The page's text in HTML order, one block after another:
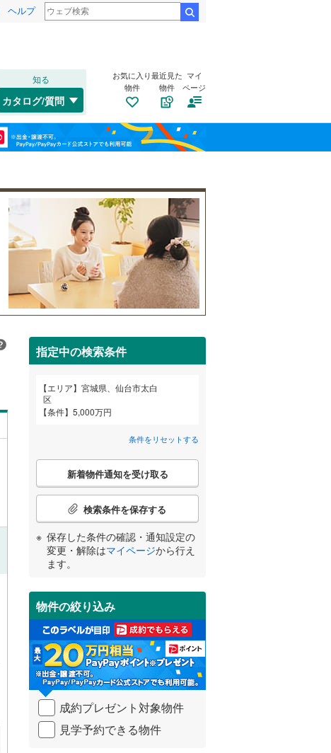
ヘルプ
知る
カタログ/質問
お気に入り
物件
最近見た
物件
マイ
ページ
指定中の検索条件
エリア
宮城県、仙台市太白
区
条件
5,000万円
条件をリセットする
こ
検
条
件
受
け
取
る
・
条
件
を
イ
ペ
新着物件通知を受け取る
検索条件を保存する
保存した条件の確認・通知設定の
変更・解除はマイページから行え
ます。
物件の絞り込み
成約プレゼント対象物件
見学予約できる物件
福島
和歌山
鹿児島 沖縄
条件をリセットする
若林区(47)
気仙沼市(0)
(0)
登米市(0)
大崎市(5)
刈田郡七ヶ宿町(0)
亘理郡亘理町(0)
黒川郡大郷町 (0
牡鹿郡女川町(0)
条件をリセットする
郡山(8)
長町(13)
(1)
柳生(5)
あすと長町(2)
条件をリセットする
仙山線(10)
気仙沼線(0)
東北新幹線(6)
条件をリセットする
条件をリセットする
自転車置き場（43）
バイク置き場 25）
防犯カメラ（23）
2階以上
制震構造 （0）
低層マンション（4階建て以
下）（ 6 ）
小学校まで1km以内（26）
ゲストルーム（1）
条件をリセットする